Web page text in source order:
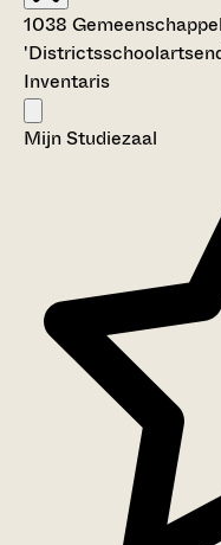
1038
Inventaris
Mijn Studiezaal